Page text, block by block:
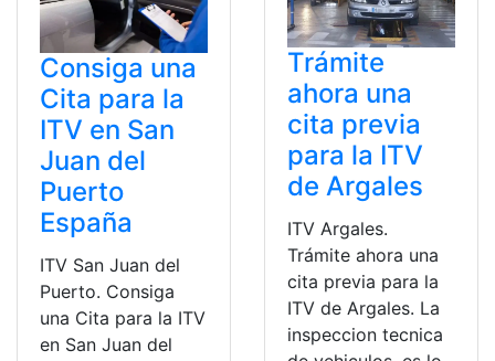
Consiga una
Cita para la
ITV en San
Juan del
Puerto
España
ITV San Juan del
Puerto. Consiga
una Cita para la ITV
en San Juan del
Trámite
ahora una
cita previa
para la ITV
de Argales
ITV Argales.
Trámite ahora una
cita previa para la
ITV de Argales. La
inspeccion tecnica